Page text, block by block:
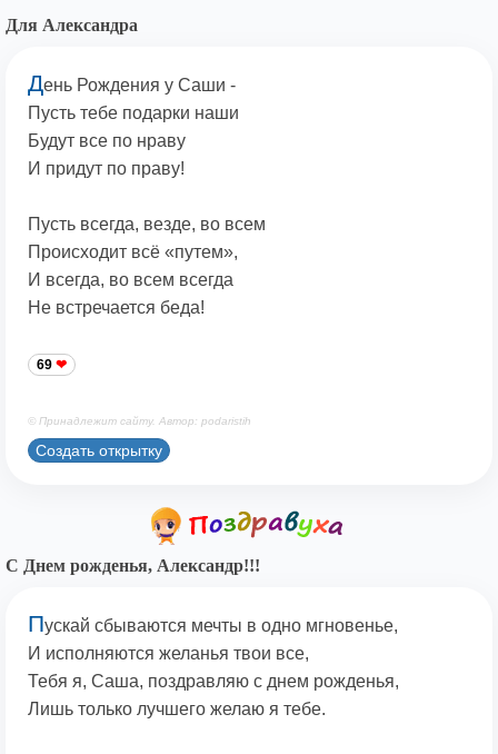
Для Александра
День Рождения у Саши -
Пусть тебе подарки наши
Будут все по нраву
И придут по праву!
Пусть всегда, везде, во всем
Происходит всё «путем»,
И всегда, во всем всегда
Не встречается беда!
69
© Принадлежит сайту. Автор: podaristih
Создать открытку
С Днем рожденья, Александр!!!
Пускай сбываются мечты в одно мгновенье,
И исполняются желанья твои все,
Тебя я, Саша, поздравляю с днем рожденья,
Лишь только лучшего желаю я тебе.